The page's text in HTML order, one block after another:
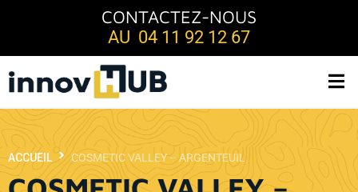
CONTACTEZ-NOUS
AU 04 11 92 12 67
ACCUEIL COSMETIC VALLEY – ARGENTEUIL